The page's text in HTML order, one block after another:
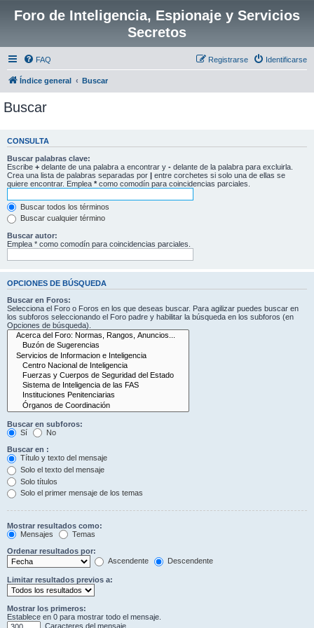
Foro de Inteligencia, Espionaje y Servicios
Secretos
FAQ Identificarse
Registrarse
Índice general Buscar
Buscar
CONSULTA
Buscar palabras clave:
Escribe + delante de una palabra a encontrar y - delante de la palabra para excluirla.
Crea una lista de palabras separadas por | entre corchetes si solo una de ellas se
quiere encontrar. Emplea * como comodín para coincidencias parciales.
Buscar todos los términos
Buscar cualquier término
Buscar autor:
Emplea * como comodín para coincidencias parciales.
OPCIONES DE BÚSQUEDA
Buscar en Foros:
Selecciona el Foro o Foros en los que deseas buscar. Para agilizar puedes buscar en
los subforos seleccionando el Foro padre y habilitar la búsqueda en los subforos (en
Opciones de búsqueda).
Buscar en subforos:
Sí
No
Buscar en :
Título y texto del mensaje
Solo el texto del mensaje
Solo títulos
Solo el primer mensaje de los temas
Mostrar resultados como:
Mensajes
Temas
Ordenar resultados por:
Ascendente
Descendente
Limitar resultados previos a:
Mostrar los primeros:
Establece en 0 para mostrar todo el mensaje.
Caracteres del mensaje